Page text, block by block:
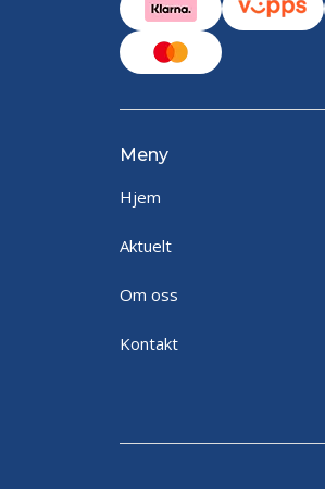
Meny
Hjem
Aktuelt
Om oss
Kontakt